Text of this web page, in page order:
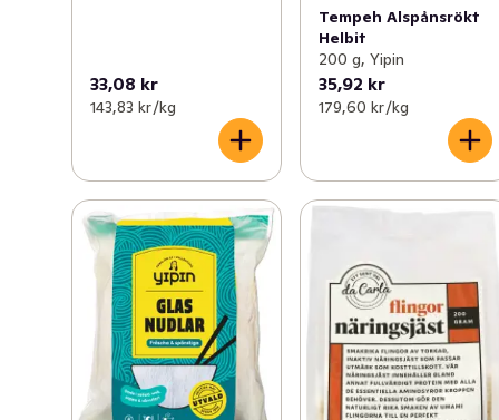
33,08 kr
143,83 kr /kg
Tempeh Alspånsrökt
Helbit
200 g, Yipin
35,92 kr
179,60 kr /kg